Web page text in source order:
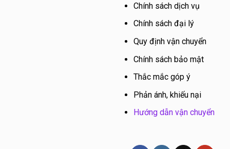
Chính sách dịch vụ
Chính sách đại lý
Quy định vận chuyển
Chính sách bảo mật
Thắc mắc góp ý
Phản ánh, khiếu nại
Hướng dẫn vận chuyển